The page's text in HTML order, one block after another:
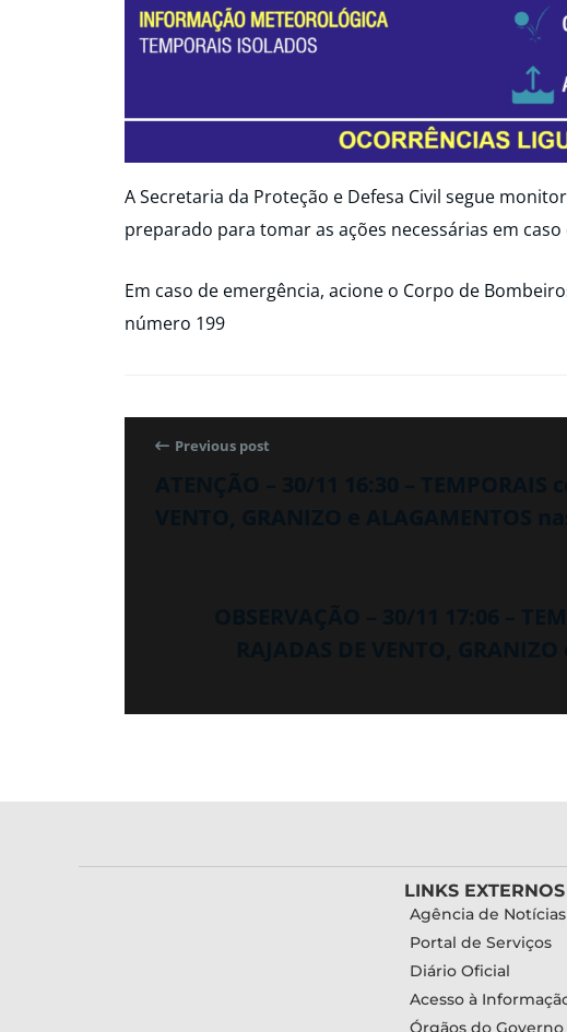
A Secretaria da Proteção e Defesa Civil segue
preparado para tomar as ações necessárias em
Em caso de emergência, acione o Corpo de
número 199
Previous post
LINKS EXTERNOS
Agência de Notícias
Portal de Serviços
Diário Oficial
Acesso à
Órgãos do Governo